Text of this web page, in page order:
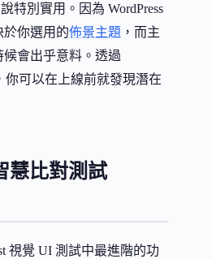
特別實用。因為 WordPress
於你選用的佈景主題 ，而主
會出乎意料。透過
你可以在上線前就發現潛在
慧比對測試
視覺 UI 測試中最進階的功